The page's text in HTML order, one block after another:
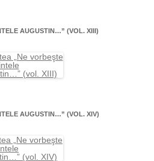
AUGUSTIN…” (VOL. XIII)
AUGUSTIN…” (VOL. XIV)